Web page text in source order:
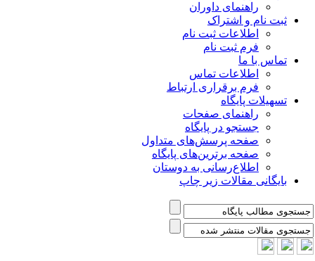
راهنمای داوران
ثبت نام و اشتراک
اطلاعات ثبت نام
فرم ثبت نام
تماس با ما
اطلاعات تماس
فرم برقراری ارتباط
تسهیلات پایگاه
راهنمای صفحات
جستجو در پایگاه
صفحه پرسش‌های متداول
صفحه برترین‌های پایگاه
اطلاع‌رسانی به دوستان
بایگانی مقالات زیر چاپ